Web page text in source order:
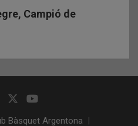
Campió de
Bàsquet Argentona